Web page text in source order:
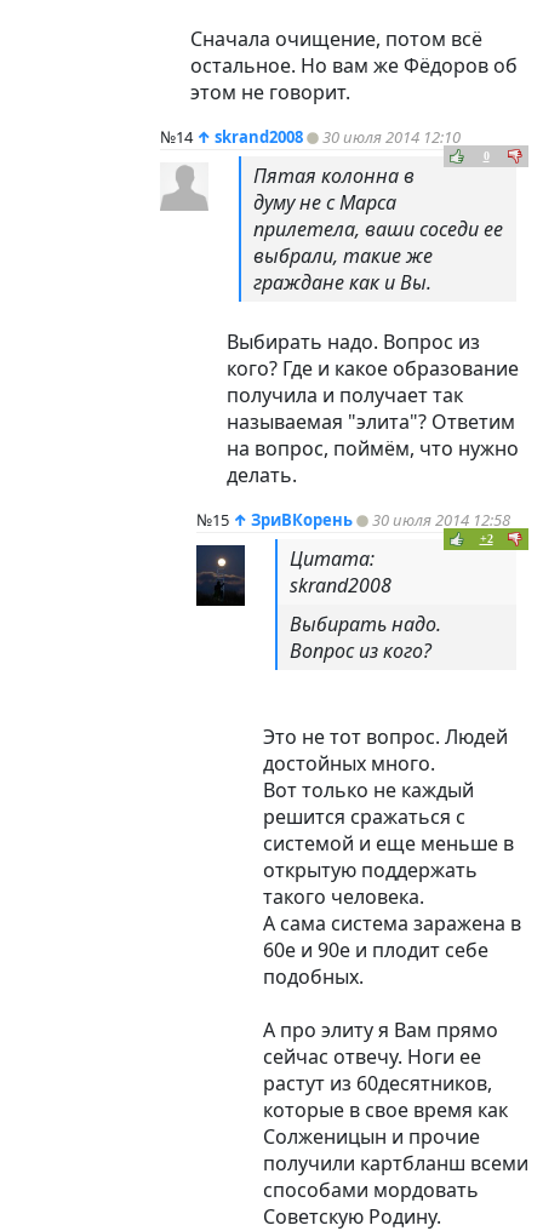
Сначала очищение, потом всё
остальное. Но вам же Фёдоров об
этом не говорит.
№14 ↑ skrand2008 30 июля 2014 12:10
0
Пятая колонна в
думу не с Марса
прилетела, ваши соседи ее
выбрали, такие же
граждане как и Вы.
Выбирать надо. Вопрос из
кого? Где и какое образование
получила и получает так
называемая "элита"? Ответим
на вопрос, поймём, что нужно
делать.
№15 ↑ ЗриВКорень 30 июля 2014 12:58
+2
Цитата:
skrand2008
Выбирать надо.
Вопрос из кого?
Это не тот вопрос. Людей
достойных много.
Вот только не каждый
решится сражаться с
системой и еще меньше в
открытую поддержать
такого человека.
А сама система заражена в
60е и 90е и плодит себе
подобных.
А про элиту я Вам прямо
сейчас отвечу. Ноги ее
растут из 60десятников,
которые в свое время как
Солженицын и прочие
получили картбланш всеми
способами мордовать
Советскую Родину.